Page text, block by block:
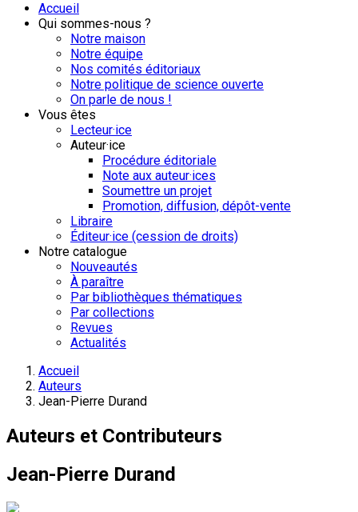
Accueil
Qui sommes-nous ?
Notre maison
Notre équipe
Nos comités éditoriaux
Notre politique de science ouverte
On parle de nous !
Vous êtes
Lecteur·ice
Auteur·ice
Procédure éditoriale
Note aux auteur·ices
Soumettre un projet
Promotion, diffusion, dépôt-vente
Libraire
Éditeur·ice (cession de droits)
Notre catalogue
Nouveautés
À paraître
Par bibliothèques thématiques
Par collections
Revues
Actualités
Accueil
Auteurs
Jean-Pierre Durand
Auteurs et Contributeurs
Jean-Pierre Durand